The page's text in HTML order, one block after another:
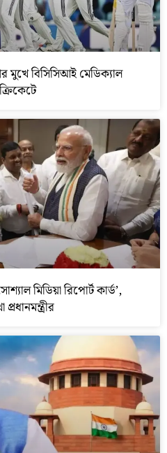
মুখে বিসিসিআই মেডিক্যাল
মিডিয়া রিপোর্ট কার্ড’,